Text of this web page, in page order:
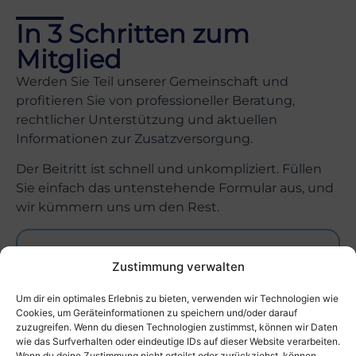
Zustimmung verwalten
Um dir ein optimales Erlebnis zu bieten, verwenden wir Technologien wie
Cookies, um Geräteinformationen zu speichern und/oder darauf
zuzugreifen. Wenn du diesen Technologien zustimmst, können wir Daten
wie das Surfverhalten oder eindeutige IDs auf dieser Website verarbeiten.
In 3 Schritten zum
Mitglied
Werden Sie Teil unserer Gemeinschaft und
profitieren Sie von professioneller Beratung,
rechtlicher Unterstützung und aktuellen
Informationen zur Zusatzversorgung.
Der Beitritt ist schnell und unkompliziert. Füllen
Sie einfach das untenstehende Formular aus, und
wir kümmern uns um den Rest.
Mitgliedsbeitrag
39,00 Euro pro Jahrund wird zum 01.
April per SEPA-Lastschrift eingezogen.